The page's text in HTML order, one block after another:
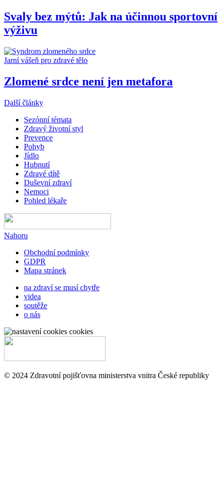
Svaly bez mýtů: Jak na účinnou sportovní
výživu
Jarní vášeň pro zdravé tělo
Zlomené srdce není jen metafora
Další články
Sezónní témata
Zdravý životní styl
Prevence
Pohyb
Jídlo
Hubnutí
Zdravé dítě
Duševní zdraví
Nemoci
Pohled lékaře
Nahoru
Obchodní podmínky
GDPR
Mapa stránek
na zdraví se musí chytře
videa
soutěže
o nás
cookies
© 2024 Zdravotní pojišťovna ministerstva vnitra České republiky